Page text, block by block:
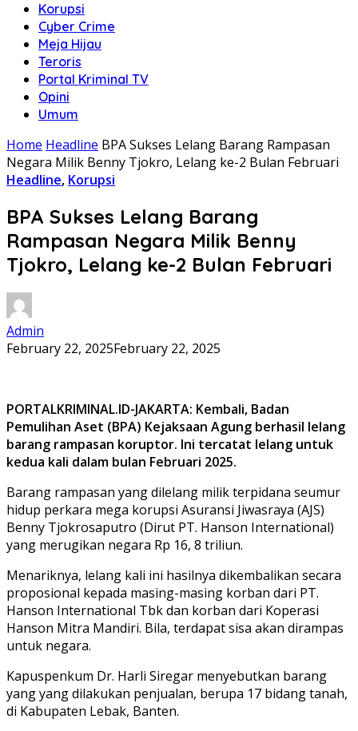
Korupsi
Cyber Crime
Meja Hijau
Teroris
Portal Kriminal TV
Opini
Umum
Home Headline BPA Sukses Lelang Barang Rampasan
Negara Milik Benny Tjokro, Lelang ke-2 Bulan Februari
Headline, Korupsi
BPA Sukses Lelang Barang
Rampasan Negara Milik Benny
Tjokro, Lelang ke-2 Bulan Februari
Admin
February 22, 2025February 22, 2025
PORTALKRIMINAL.ID-JAKARTA: Kembali, Badan
Pemulihan Aset (BPA) Kejaksaan Agung berhasil lelang
barang rampasan koruptor. Ini tercatat lelang untuk
kedua kali dalam bulan Februari 2025.
Barang rampasan yang dilelang milik terpidana seumur
hidup perkara mega korupsi Asuransi Jiwasraya (AJS)
Benny Tjokrosaputro (Dirut PT. Hanson International)
yang merugikan negara Rp 16, 8 triliun.
Menariknya, lelang kali ini hasilnya dikembalikan secara
proposional kepada masing-masing korban dari PT.
Hanson International Tbk dan korban dari Koperasi
Hanson Mitra Mandiri. Bila, terdapat sisa akan dirampas
untuk negara.
Kapuspenkum Dr. Harli Siregar menyebutkan barang
yang yang dilakukan penjualan, berupa 17 bidang tanah,
di Kabupaten Lebak, Banten.